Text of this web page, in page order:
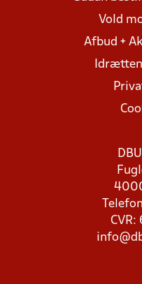
Vold
Afbud +
CVR: